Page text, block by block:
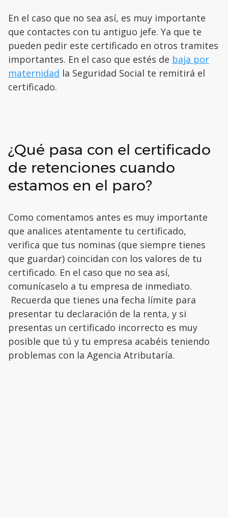
En el caso que no sea así, es muy importante
que contactes con tu antiguo jefe. Ya que te
pueden pedir este certificado en otros tramites
importantes. En el caso que estés de baja por
maternidad la Seguridad Social te remitirá el
certificado.
¿Qué pasa con el certificado
de retenciones cuando
estamos en el paro?
Como comentamos antes es muy importante
que analices atentamente tu certificado,
verifica que tus nominas (que siempre tienes
que guardar) coincidan con los valores de tu
certificado. En el caso que no sea así,
comunícaselo a tu empresa de inmediato.
Recuerda que tienes una fecha límite para
presentar tu declaración de la renta, y si
presentas un certificado incorrecto es muy
posible que tú y tu empresa acabéis teniendo
problemas con la Agencia Atributaría.